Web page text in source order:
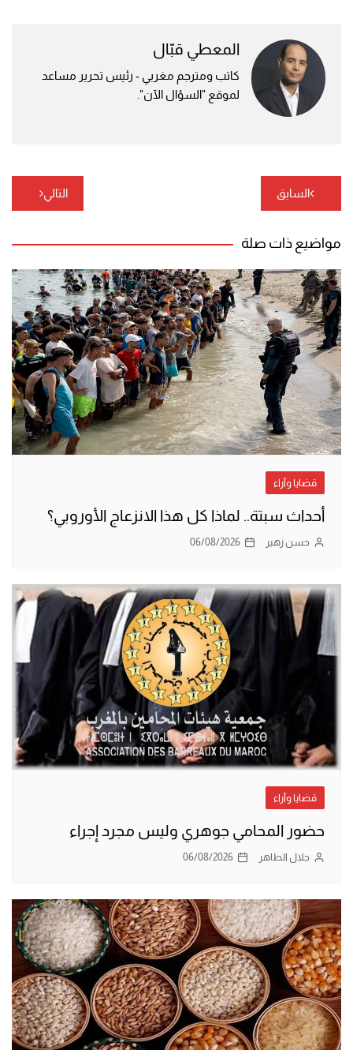
المعطي قبّال
كاتب ومترجم مغربي - رئيس تحرير مساعد
لموقع "السؤال الآن".
تصفّح
المقالات
السابق التالي
مواضيع ذات صلة
قضايا وآراء
أحداث سبتة.. لماذا كل هذا الانزعاج الأوروبي؟
حسن زهير 06/08/2026
قضايا وآراء
حضور المحامي جوهري وليس مجرد إجراء
جلال الطاهر 06/08/2026